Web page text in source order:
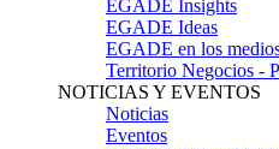
EGADE Insights
EGADE Ideas
EGADE en los
Territorio Negocios -
NOTICIAS Y EVENTOS
Noticias
Eventos